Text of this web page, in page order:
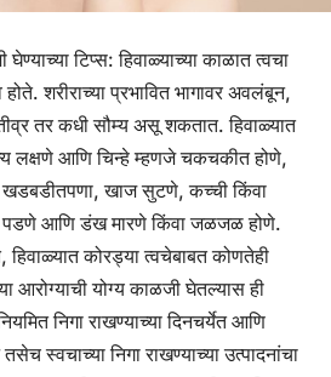
टिप्स: हिवाळ्याच्या काळात त्वचा
शरीराच्या प्रभावित भागावर अवलंबून,
तर कधी सौम्य असू शकतात. हिवाळ्यात
लक्षणे आणि चिन्हे म्हणजे चकचकीत होणे,
खडबडीतपणा, खाज सुटणे, कच्ची किंवा
पडणे आणि डंख मारणे किंवा जळजळ होणे.
हिवाळ्यात कोरड्या त्वचेबाबत कोणतेही
आरोग्याची योग्य काळजी घेतल्यास ही
निगा राखण्याच्या दिनचर्येत आणि
स्वचाच्या निगा राखण्याच्या उत्पादनांचा